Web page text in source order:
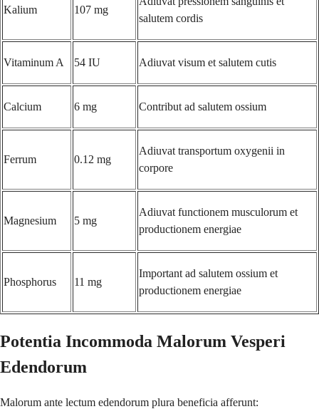
Kalium 107 mg
salutem cordis
Vitaminum A 54 IU Adiuvat visum et salutem cutis
Calcium 6 mg Contribut ad salutem ossium
Ferrum 0.12 mg
Adiuvat transportum oxygenii in
corpore
Magnesium 5 mg
Adiuvat functionem musculorum et
productionem energiae
Phosphorus 11 mg
Important ad salutem ossium et
productionem energiae
Potentia Incommoda Malorum Vesperi
Edendorum
Malorum ante lectum edendorum plura beneficia afferunt: